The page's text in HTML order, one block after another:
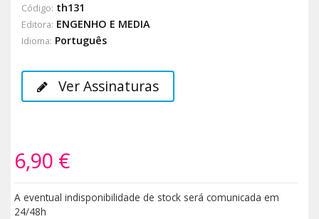
Código: th131
Editora: ENGENHO E MEDIA
Idioma: Português
Ver Assinaturas
6,90 €
A eventual indisponibilidade de stock será comunicada em
24/48h